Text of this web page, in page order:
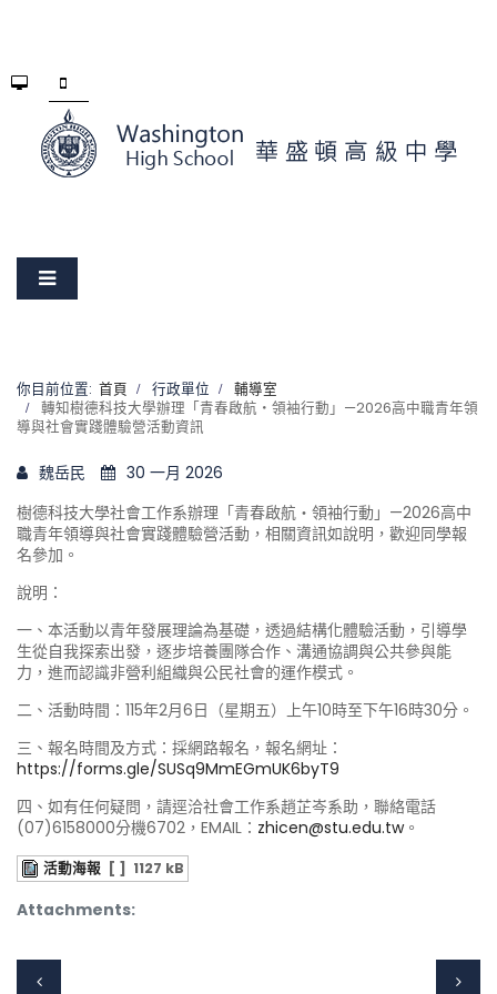
你目前位置: 首頁 行政單位
輔導室
轉知樹德科技大學辦理「青春啟航・領袖行動」—2026高中職青年領
導與社會實踐體驗營活動資訊
魏岳民
30 一月 2026
樹德科技大學社會工作系辦理「青春啟航・領袖行動」—2026高中
職青年領導與社會實踐體驗營活動，相關資訊如說明，歡迎同學報
名參加。
說明：
一、本活動以青年發展理論為基礎，透過結構化體驗活動，引導學
生從自我探索出發，逐步培養團隊合作、溝通協調與公共參與能
力，進而認識非營利組織與公民社會的運作模式。
二、活動時間：115年2月6日（星期五）上午10時至下午16時30分。
三、報名時間及方式：採網路報名，報名網址：
https://forms.gle/SUSq9MmEGmUK6byT9
四、如有任何疑問，請逕洽社會工作系趙芷岑系助，聯絡電話
(07)6158000分機6702，EMAIL： zhicen@stu.edu.tw。
Attachments:
活動海報 [ ] 1127 kB